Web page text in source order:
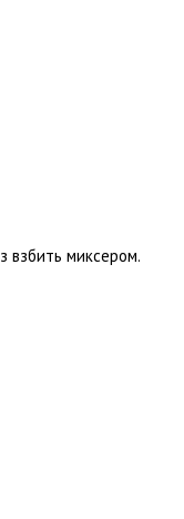
взбить миксером.